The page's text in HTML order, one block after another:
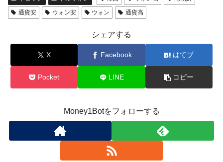
通貨安
ウォン安 ウォン 通貨高
シェアする
X Facebook はてブ
Pocket LINE コピー
Money1Botをフォローする